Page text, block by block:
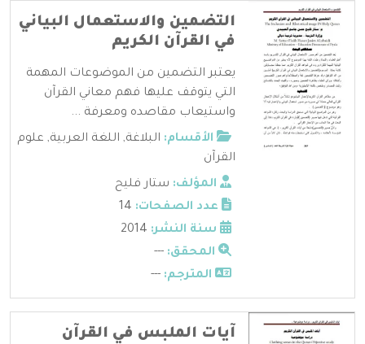
التضمين والاستعمال البياني
في القرآن الكريم
يعتبر التضمين من الموضوعات المهمة
التي يتوقف عليها فهم معاني القرآن
واستيعاب مقاصده ومعرفة ...
الأقسام: البلاغة, اللغة العربية, علوم
القرآن
المؤلف: ستار فليح
عدد الصفحات:
سنة النشر:
المحقق: ---
المترجم: ---
آيات الملبس في القرآن